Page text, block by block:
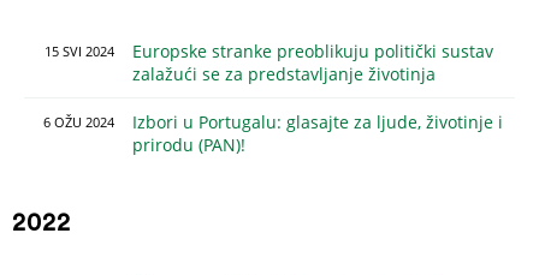
15 SVI 2024
Europske stranke preoblikuju politički sustav
zalažući se za predstavljanje životinja
6 OŽU 2024
Izbori u Portugalu: glasajte za ljude, životinje i
prirodu (PAN)!
2022